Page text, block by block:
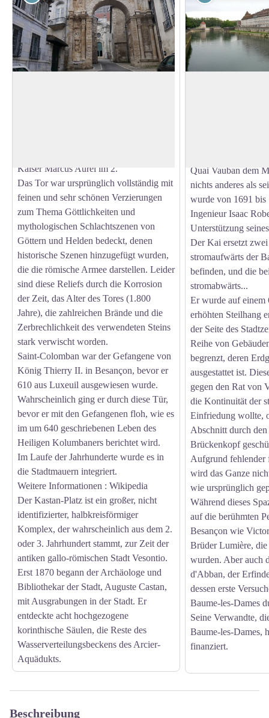
Kaiser Marcus Aurel im 2.
Das Tor war ursprünglich vollständig mit
feinen und sehr schönen Verzierungen
zum Thema Göttlichkeiten und
mythologischen Schlachtszenen von
Göttern und Helden bedeckt, denen
historische Szenen hinzugefügt wurden,
die die römische Armee darstellen. Leider
sind diese Reliefs durch die Korrosion
der Zeit, das Alter des Tores (1.800
Jahre), die zahlreichen Brände und die
Zerbrechlichkeit des verwendeten Steins
stark verwischt worden.
Saint-Colomban war der Gefangene von
König Thierry II. in Besançon, bevor er
610 aus Luxeuil ausgewiesen wurde.
Wahrscheinlich ging er durch diese Tür,
bevor er mit den Gefangenen floh, wie es
im um 640 geschriebenen Leben des
Heiligen Kolumbaners berichtet wird.
Im Laufe der Jahrhunderte wurde es in
die Stadtmauern integriert.
Weitere Informationen : Wikipedia
Der Kastan-Platz ist ein großer, nicht
identifizierter, halbkreisförmiger
Komplex, der wahrscheinlich aus dem 2.
oder 3. Jahrhundert stammt, zur Zeit der
antiken gallo-römischen Stadt Vesontio.
Erst 1870 begann der Archäologe und
Bibliothekar der Stadt, Auguste Castan,
mit Ausgrabungen in der Stadt. Er
entdeckte acht hochgezogene
korinthische Säulen, die Reste des
Wasserverteilungsbeckens des Arcier-
Aquädukts.
Quai Vauban dem
nichts anderes als
wurde von 1691 bis
Ingenieur Isaac
Unterstützung
Der Kai ersetzt
stromaufwärts der
befinden, und die
stromabwärts...
Er wurde auf einem
erhöhten Steilhang
der Seite des
Reihe von
begrenzt, deren
ausgestattet ist.
gegen den Rat von
die Kontinuität der
Einfriedung wollte,
Abschnitt durch
Brückenkopf
Aufgrund
wird das Ganze
wie ursprünglich
Während dieses
auf die berühmten
Besançon wie
Brüder Lumière,
wurden. Aber auch
d'Abban, der
dessen erste
Baume-les-Dames
Seine Verwandte,
Baume-les-Dames,
finanziert.
Beschreibung